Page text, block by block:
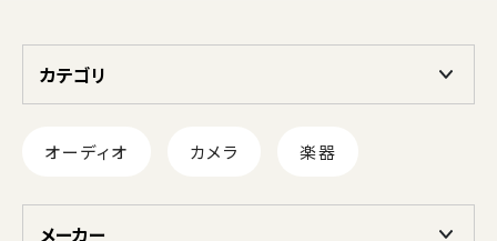
カテゴリ
オーディオ カメラ 楽器
メーカー